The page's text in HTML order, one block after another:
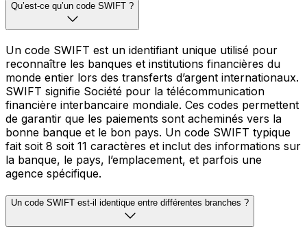
Qu’est-ce qu’un code SWIFT ?
Un code SWIFT est un identifiant unique utilisé pour
reconnaître les banques et institutions financières du
monde entier lors des transferts d’argent internationaux.
SWIFT signifie Société pour la télécommunication
financière interbancaire mondiale. Ces codes permettent
de garantir que les paiements sont acheminés vers la
bonne banque et le bon pays. Un code SWIFT typique
fait soit 8 soit 11 caractères et inclut des informations sur
la banque, le pays, l’emplacement, et parfois une
agence spécifique.
Un code SWIFT est-il identique entre différentes branches ?